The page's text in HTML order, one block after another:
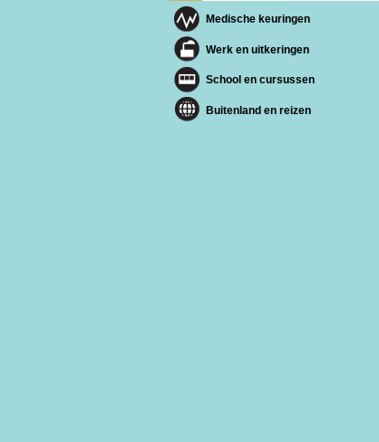
Medische keuringen
Werk en uitkeringen
School en cursussen
Buitenland en reizen